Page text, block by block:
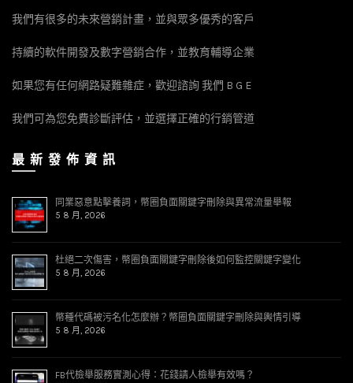
我們有很多的未來營銷計畫，並與眾多優秀的客戶
持續的軟件開發及數字營銷合作，並教育輔導企業
如果您有任何網路疑難雜症，歡迎諮詢 我們 B G E
我們可為您免費診斷評估，並選擇正確的行銷管道
最 新 發 佈 資 訊
同業惡意點擊養詞，幣圈負面關鍵字刪除與異常流量舉報
5 8 月, 2026
杜絕二次傷害，幣圈負面關鍵字刪除後如何監控關鍵字變化
5 8 月, 2026
幣種代碼被污名化怎麼辦？幣圈負面關鍵字刪除與輿情引導
5 8 月, 2026
FB代檢舉服務實測心得：花錢請人檢舉有效嗎？